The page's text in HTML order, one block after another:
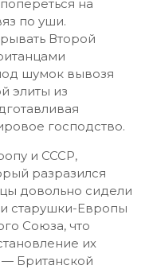
на
по уши.
Второй
шумок вывозя
элиты из
господство.
и СССР,
разразился
довольно сидели
старушки-Европы
Союза, что
их
— Британской